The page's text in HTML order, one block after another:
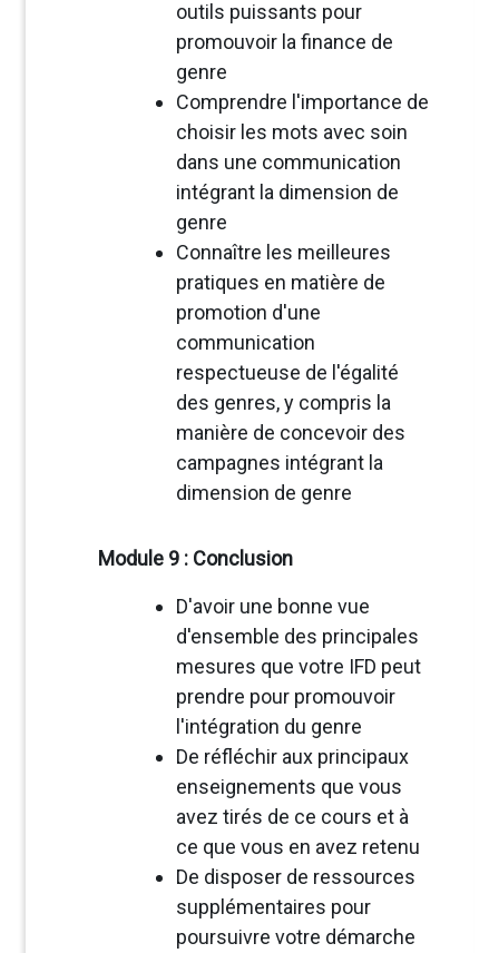
outils puissants pour
promouvoir la finance de
genre
Comprendre l'importance de
choisir les mots avec soin
dans une communication
intégrant la dimension de
genre
Connaître les meilleures
pratiques en matière de
promotion d'une
communication
respectueuse de l'égalité
des genres, y compris la
manière de concevoir des
campagnes intégrant la
dimension de genre
Module 9 : Conclusion
D'avoir une bonne vue
d'ensemble des principales
mesures que votre IFD peut
prendre pour promouvoir
l'intégration du genre
De réfléchir aux principaux
enseignements que vous
avez tirés de ce cours et à
ce que vous en avez retenu
De disposer de ressources
supplémentaires pour
poursuivre votre démarche